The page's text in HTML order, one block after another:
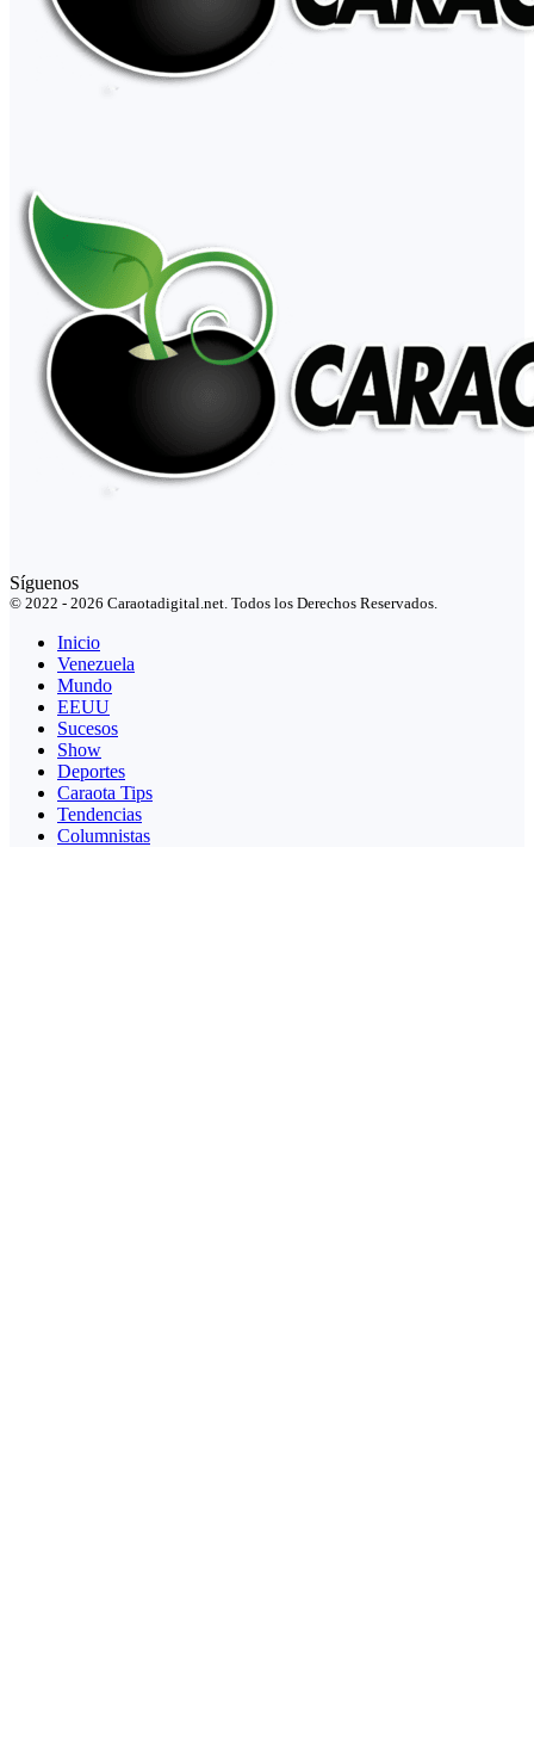
Síguenos
© 2022 - 2026 Caraotadigital.net. Todos los Derechos Reservados.
Inicio
Venezuela
Mundo
EEUU
Sucesos
Show
Deportes
Caraota Tips
Tendencias
Columnistas